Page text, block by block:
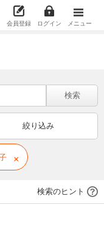
会員登録 ログイン メニュー
検索
絞り込み
×
検索のヒント